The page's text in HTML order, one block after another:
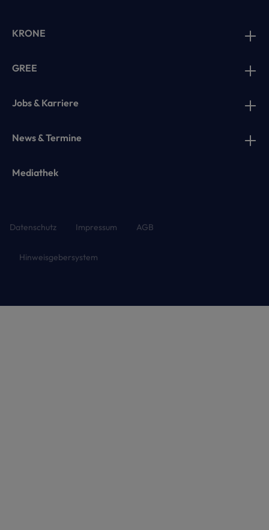
KRONE
GREE
Jobs & Karriere
News & Termine
Mediathek
Datenschutz Impressum AGB
Hinweisgebersystem